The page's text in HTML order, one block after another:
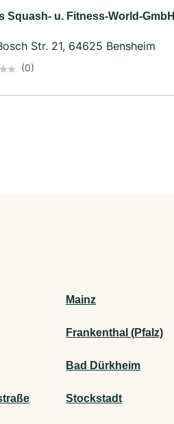
Squash- u. Fitness-World-GmbH
Str. 21, 64625 Bensheim
(0)
Mainz
Frankenthal (Pfalz)
Bad Dürkheim
Stockstadt